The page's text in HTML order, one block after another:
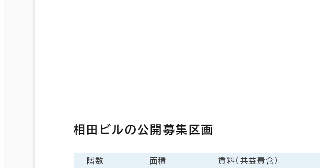
相田ビルの公開募集区画
階数 面積 賃料（共益費含）